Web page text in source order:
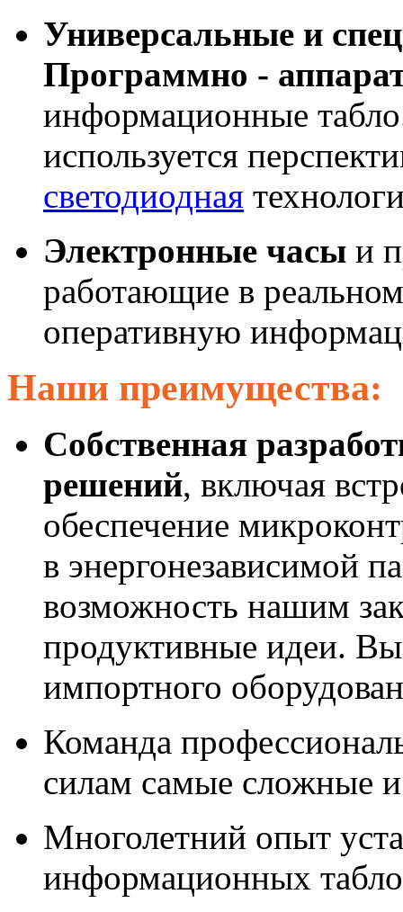
Универсальные и
Программно -
информационные
используется
светодиодная
Электронные часы и
работающие в
оперативную
Наши преимущества:
Собственная
решений, включая
обеспечение
в энергонезависимой
возможность нашим
продуктивные идеи.
импортного
Команда
силам самые сложные
Многолетний опыт
информационных